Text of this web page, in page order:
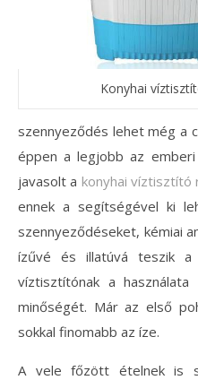
Konyhai
szennyeződés lehet még a
éppen a legjobb az
javasolt a konyhai víztisztító
ennek a segítségével ki
szennyeződéseket, kémiai
ízűvé és illatúvá teszik a
víztisztítónak a
minőségét. Már az első
sokkal finomabb az íze.
A vele főzött ételnek is